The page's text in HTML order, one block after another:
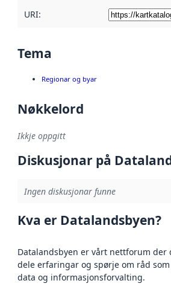
URI:
Tema
Regionar og byar
Nøkkelord
Ikkje oppgitt
Diskusjonar på
Ingen diskusjonar funne
Kva er Datalandsbyen?
Datalandsbyen er vårt nettforum der
dele erfaringar og spørje om råd
data og informasjonsforvalting.